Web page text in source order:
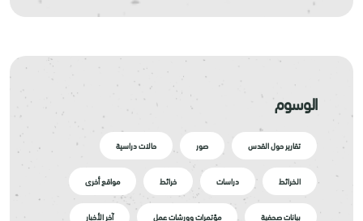
الوسوم
تقارير حول القدس صور حالات دراسية
الخرائط دراسات خرائط مواقع أخرى
بيانات صحفية مؤتمرات وورشات عمل آخر الأخبار